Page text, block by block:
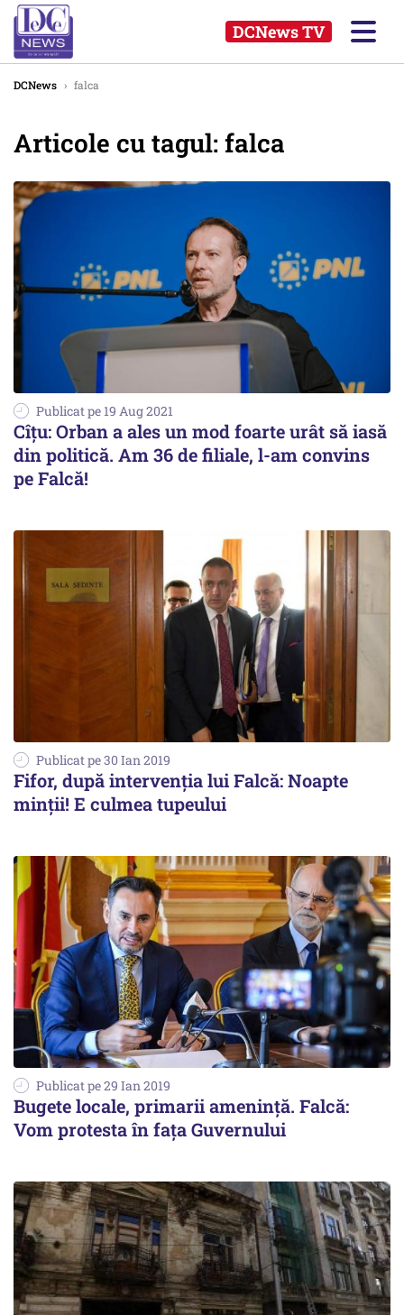
DCNews TV
DCNews › falca
Articole cu tagul: falca
Publicat pe 19 Aug 2021
Cîţu: Orban a ales un mod foarte urât să iasă
din politică. Am 36 de filiale, l-am convins
pe Falcă!
Publicat pe 30 Ian 2019
Fifor, după intervenția lui Falcă: Noapte
minții! E culmea tupeului
Publicat pe 29 Ian 2019
Bugete locale, primarii amenință. Falcă:
Vom protesta în faţa Guvernului